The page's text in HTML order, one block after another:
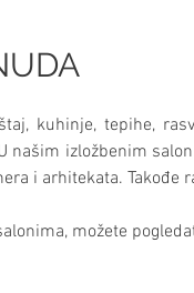
kuhinje, tepihe,
našim izložbenim
i arhitekata.
možete